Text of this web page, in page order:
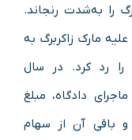
را به‌شدت رنجاند.
مارک زاکربرگ به
را رد کرد. در سال
دادگاه، مبلغ
دلار نقد و باقی آن از سهام